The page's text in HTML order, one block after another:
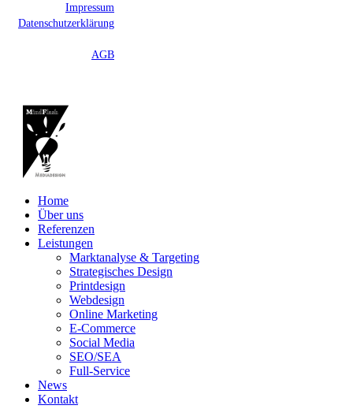
Impressum
Datenschutzerklärung
AGB
Home
Über uns
Referenzen
Leistungen
Marktanalyse & Targeting
Strategisches Design
Printdesign
Webdesign
Online Marketing
E-Commerce
Social Media
SEO/SEA
Full-Service
News
Kontakt